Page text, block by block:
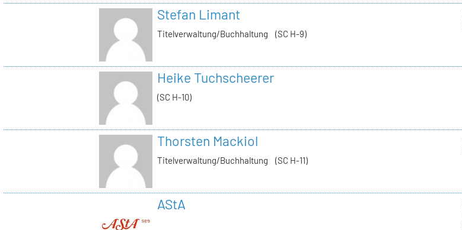
Stefan Limant
Titelverwaltung/Buchhaltung (SC H-9)
Heike Tuchscheerer
(SC H-10)
Thorsten Mackiol
Titelverwaltung/Buchhaltung (SC H-11)
AStA